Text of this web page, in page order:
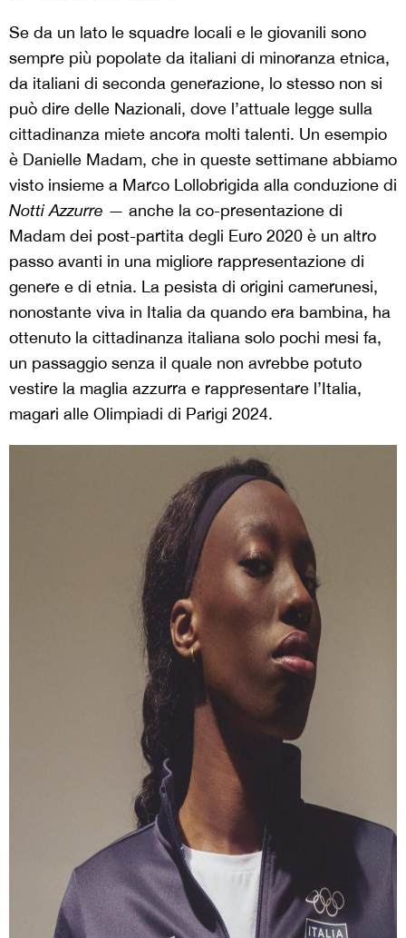
Se da un lato le squadre locali e le giovanili sono
sempre più popolate da italiani di minoranza etnica,
da italiani di seconda generazione, lo stesso non si
può dire delle Nazionali, dove l’attuale legge sulla
cittadinanza miete ancora molti talenti. Un esempio
è Danielle Madam, che in queste settimane abbiamo
visto insieme a Marco Lollobrigida alla conduzione di
Notti Azzurre — anche la co-presentazione di
Madam dei post-partita degli Euro 2020 è un altro
passo avanti in una migliore rappresentazione di
genere e di etnia. La pesista di origini camerunesi,
nonostante viva in Italia da quando era bambina, ha
ottenuto la cittadinanza italiana solo pochi mesi fa,
un passaggio senza il quale non avrebbe potuto
vestire la maglia azzurra e rappresentare l’Italia,
magari alle Olimpiadi di Parigi 2024.